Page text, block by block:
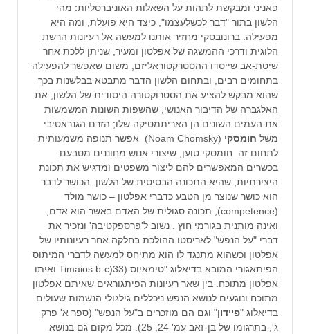
פאניני ומבקשת לתהות על השאלות האוניברסליות: מהי
הלשון בתור "דבר לכשלעצמו", כיצד היא פועלת, ומה היא
מפעילה. ברונובסקי מחזיר אותנו למעשה אל רעיונות הרשת
הלוגית ודרכי ההמשגה של אפלטון ומעיר, שניתן ללכת אחר
שיטת-אב שייסדו ההסטרקטוראליזם, משום שאפשר להפעילה
בתחומים רבים, ובתחום הלשון הדבר מתבטא בבלשנות בכך
שהוא מבקש להציע את הסטרוקטורה היסודית של הלשון, את
האלגברה של הדיבור האנושי, שהשפות השונות המשמשות
את העמים השונים הן האריתמטיקה שלו; הזרם הגנראטיבי
משל חומסקי
(Noam Chomsky) אפשר תנופה משמעותית
לתחום זה. חומסקי טוען, שיצורי אנוש מחוננים מטבעם
בכשרים המאפשרים להם ליצור משפטים ומדגיש את תכונת
היצירתיות, שהיא התכונה הבסיסית של הלשון. הכושר לדבר
הוא כושר שנוצר מן הטבע כדברי אפלטון – כושר מולד
(competence), תכונה סגולית של האדם באשר הוא אדם,
ואינה מותנית בגורמי חוץ . נשוב ל'פרספקטיבה' ונזכיר את
דברי "על הנפש" לאריסטו ההולכת בחלקה אחר רעיונותיו של
אפלטון וכשהוא מתנגד לו הוא מתיחס למעשה לדברי המיתוס
הפיתאגורי המובא בדיאלוג "טימאיוס (33(Timaios b-c ואיתו
אפלטון מתוכח. בין שאר רעיונות הפיתגוראים שאיתם אפלטון
מתוכח ונוגעים לנושא הנפש ניכללים גילגולי הנשמות שעולים
בדיאלוג "פיידון" וגם הם מוזכרים ב"על הנפש" (ספר א' פרק
ג', בתרגומו של בן-זאב עמ' 24, 25). מכל מקום גם בנושא